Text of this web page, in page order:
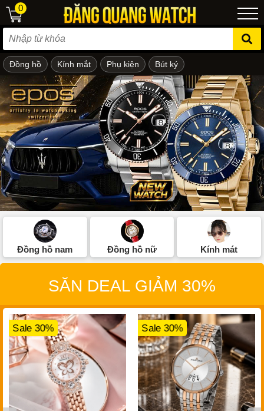
em
0
Đồng hồ Kính mắt Phụ kiện Bút ký
Đồng hồ nam Đồng hồ nữ Kính mát
SĂN DEAL GIẢM 30%
Sale 30% Sale 30%